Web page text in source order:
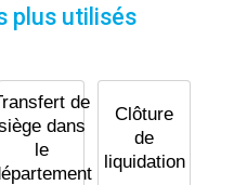
plus utilisés
de
dans
le
Clôture
de
liquidation